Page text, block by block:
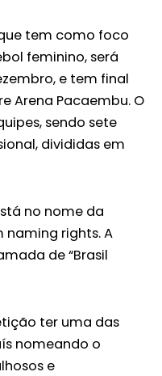
tem como foco
feminino, será
e tem final
Arena Pacaembu. O
sendo sete
divididas em
no nome da
rights. A
de “Brasil
ter uma das
nomeando o
e